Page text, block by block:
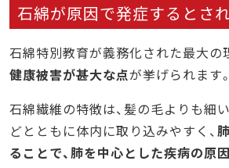
石綿が原因で発症するとさ
石綿特別教育が義務化された最大の
健康被害が甚大な点が挙げられます。
石綿繊維の特徴は、髪の毛よりも細
どとともに体内に取り込みやすく、
ることで、肺を中心とした疾病の原